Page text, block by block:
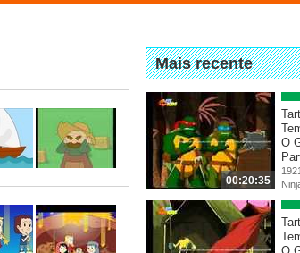
Mais recente
00:20:35
O